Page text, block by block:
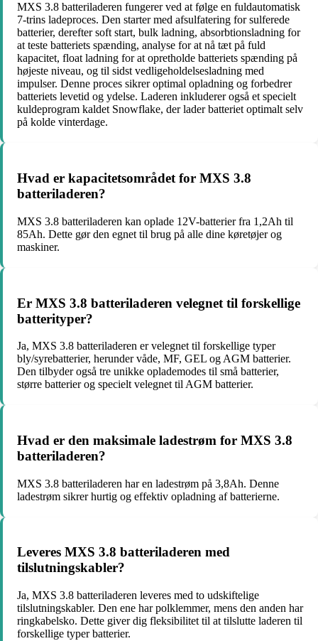
MXS 3.8 batteriladeren fungerer ved at følge en fuldautomatisk
7-trins ladeproces. Den starter med afsulfatering for sulferede
batterier, derefter soft start, bulk ladning, absorbtionsladning for
at teste batteriets spænding, analyse for at nå tæt på fuld
kapacitet, float ladning for at opretholde batteriets spænding på
højeste niveau, og til sidst vedligeholdelsesladning med
impulser. Denne proces sikrer optimal opladning og forbedrer
batteriets levetid og ydelse. Laderen inkluderer også et specielt
kuldeprogram kaldet Snowflake, der lader batteriet optimalt selv
på kolde vinterdage.
Hvad er kapacitetsområdet for MXS 3.8
batteriladeren?
MXS 3.8 batteriladeren kan oplade 12V-batterier fra 1,2Ah til
85Ah. Dette gør den egnet til brug på alle dine køretøjer og
maskiner.
Er MXS 3.8 batteriladeren velegnet til forskellige
batterityper?
Ja, MXS 3.8 batteriladeren er velegnet til forskellige typer
bly/syrebatterier, herunder våde, MF, GEL og AGM batterier.
Den tilbyder også tre unikke oplademodes til små batterier,
større batterier og specielt velegnet til AGM batterier.
Hvad er den maksimale ladestrøm for MXS 3.8
batteriladeren?
MXS 3.8 batteriladeren har en ladestrøm på 3,8Ah. Denne
ladestrøm sikrer hurtig og effektiv opladning af batterierne.
Leveres MXS 3.8 batteriladeren med
tilslutningskabler?
Ja, MXS 3.8 batteriladeren leveres med to udskiftelige
tilslutningskabler. Den ene har polklemmer, mens den anden har
ringkabelsko. Dette giver dig fleksibilitet til at tilslutte laderen til
forskellige typer batterier.